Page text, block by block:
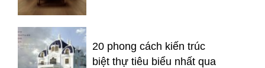
20 phong cách kiến trúc
biệt thự tiêu biểu nhất qua